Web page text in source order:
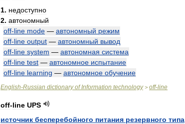
1. недоступно
2. автономный
off-line mode — автономный режим
off-line output — автономный вывод
off-line system — автономная система
off-line test — автономное испытание
off-line learning — автономное обучение
English-Russian dictionary of Information technology> off-line
off-line UPS
источник бесперебойного питания резервного типа